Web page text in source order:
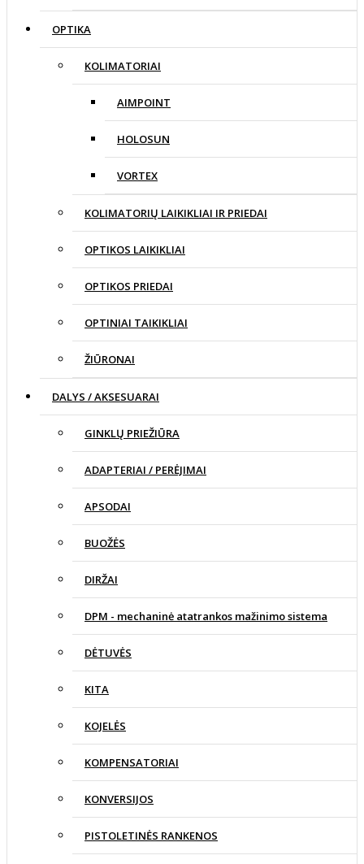
OPTIKA
KOLIMATORIAI
AIMPOINT
HOLOSUN
VORTEX
KOLIMATORIŲ LAIKIKLIAI IR PRIEDAI
OPTIKOS LAIKIKLIAI
OPTIKOS PRIEDAI
OPTINIAI TAIKIKLIAI
ŽIŪRONAI
DALYS / AKSESUARAI
GINKLŲ PRIEŽIŪRA
ADAPTERIAI / PERĖJIMAI
APSODAI
BUOŽĖS
DIRŽAI
DPM - mechaninė atatrankos mažinimo sistema
DĖTUVĖS
KITA
KOJELĖS
KOMPENSATORIAI
KONVERSIJOS
PISTOLETINĖS RANKENOS